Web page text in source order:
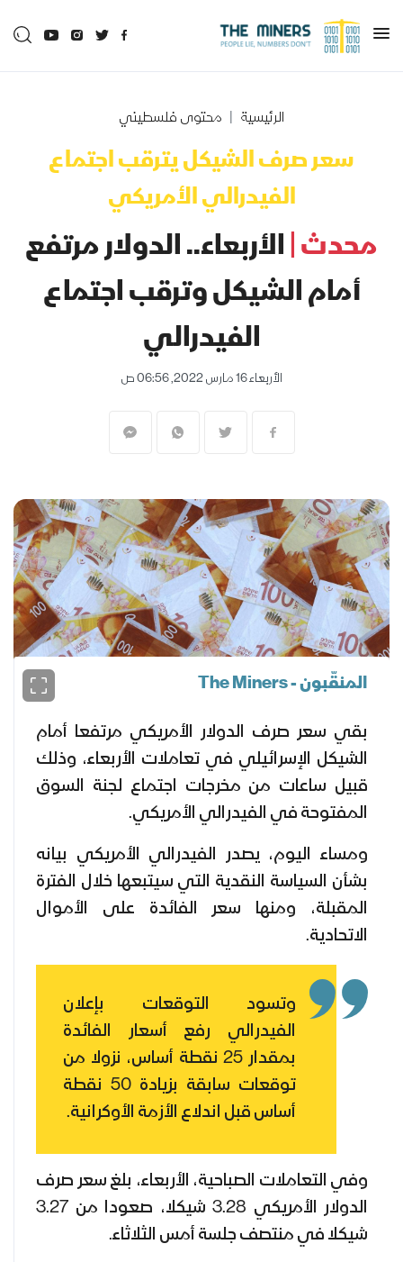
الرئيسية محتوى فلسطيني
سعر صرف الشيكل يترقب اجتماع
الفيدرالي الأمريكي
محدث |الأربعاء.. الدولار مرتفع
أمام الشيكل وترقب اجتماع
الفيدرالي
الأربعاء 16 مارس 2022, 06:56 ص
المنقّبون - The Miners
بقي سعر صرف الدولار الأمريكي مرتفعا أمام
الشيكل الإسرائيلي في تعاملات الأربعاء، وذلك
قبيل ساعات من مخرجات اجتماع لجنة السوق
المفتوحة في الفيدرالي الأمريكي.
ومساء اليوم، يصدر الفيدرالي الأمريكي بيانه
بشأن السياسة النقدية التي سيتبعها خلال الفترة
المقبلة، ومنها سعر الفائدة على الأموال
الاتحادية.
وتسود التوقعات بإعلان
الفيدرالي رفع أسعار الفائدة
بمقدار 25 نقطة أساس، نزولا من
توقعات سابقة بزيادة 50 نقطة
أساس قبل اندلاع الأزمة الأوكرانية.
وفي التعاملات الصباحية، الأربعاء، بلغ سعر صرف
الدولار الأمريكي 3.28 شيكلا، صعودا من 3.27
شيكلا في منتصف جلسة أمس الثلاثاء.